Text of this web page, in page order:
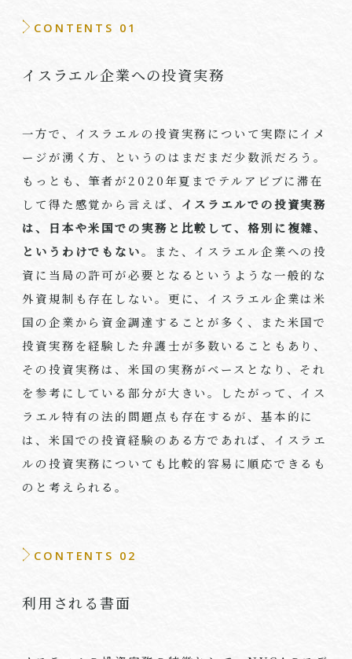
CONTENTS 01
イスラエル企業への投資実務
一方で、イスラエルの投資実務について実際にイメ
ージが湧く方、というのはまだまだ少数派だろう。
もっとも、筆者が2020年夏までテルアビブに滞在
して得た感覚から言えば、 イスラエルでの投資実務
は、日本や米国での実務と比較して、格別に複雑、
というわけでもない。また、イスラエル企業への投
資に当局の許可が必要となるというような一般的な
外資規制も存在しない。更に、イスラエル企業は米
国の企業から資金調達することが多く、また米国で
投資実務を経験した弁護士が多数いることもあり、
その投資実務は、米国の実務がベースとなり、それ
を参考にしている部分が大きい。したがって、イス
ラエル特有の法的問題点も存在するが、基本的に
は、米国での投資経験のある方であれば、イスラエ
ルの投資実務についても比較的容易に順応できるも
のと考えられる。
CONTENTS 02
利用される書面